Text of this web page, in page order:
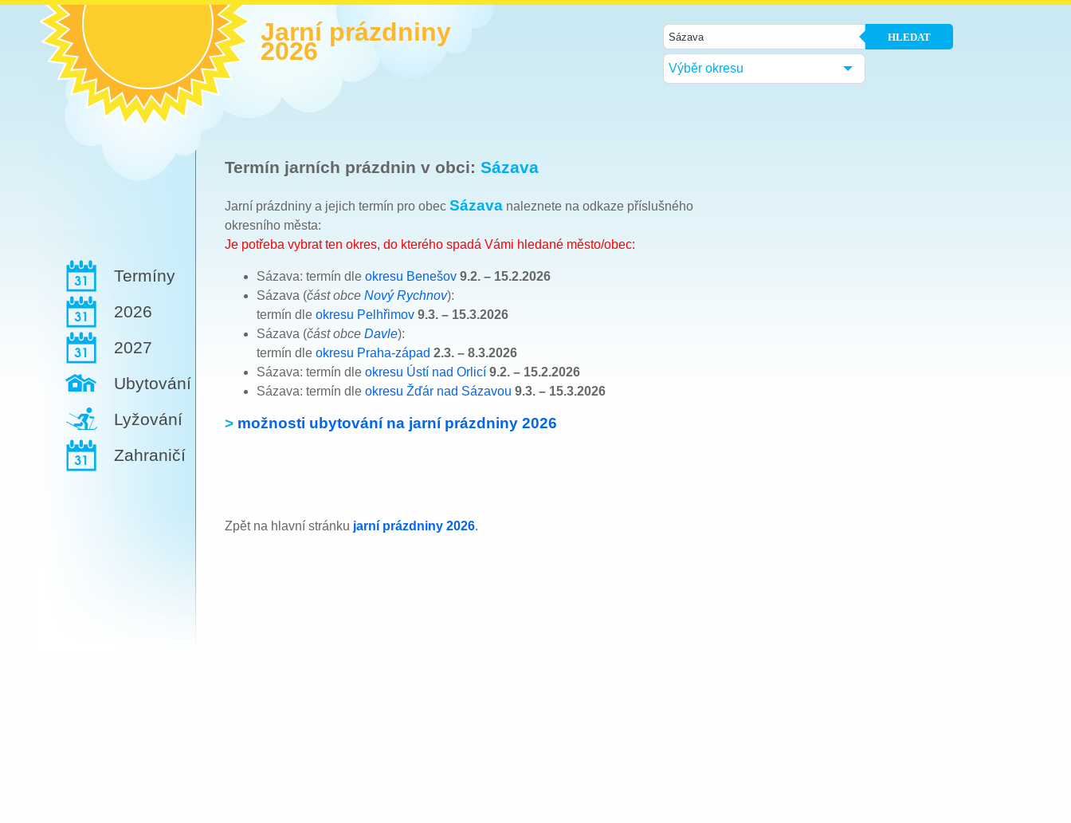
Jarní prázdniny
2026 HLEDAT
Výběr okresu
Termíny
2026
2027
Ubytování
Lyžování
Zahraničí
Termín jarních prázdnin v obci: Sázava
Jarní prázdniny a jejich termín pro obec Sázava naleznete na odkaze příslušného
okresního města:
Je potřeba vybrat ten okres, do kterého spadá Vámi hledané město/obec:
Sázava: termín dle okresu Benešov 9.2. – 15.2.2026
Sázava (část obce Nový Rychnov):
termín dle okresu Pelhřimov 9.3. – 15.3.2026
Sázava (část obce Davle):
termín dle okresu Praha-západ 2.3. – 8.3.2026
Sázava: termín dle okresu Ústí nad Orlicí 9.2. – 15.2.2026
Sázava: termín dle okresu Žďár nad Sázavou 9.3. – 15.3.2026
> možnosti ubytování na jarní prázdniny 2026
Zpět na hlavní stránku jarní prázdniny 2026.